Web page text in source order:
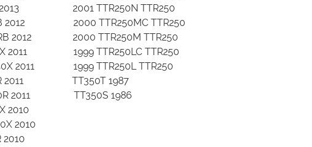
2013 2001 TTR250N TTR250
2012 2000 TTR250MC TTR250
2012 2000 TTR250M TTR250
2011 1999 TTR250LC TTR250
2011 1999 TTR250L TTR250
2011 TT350T 1987
2011 TT350S 1986
2010
2010
2010